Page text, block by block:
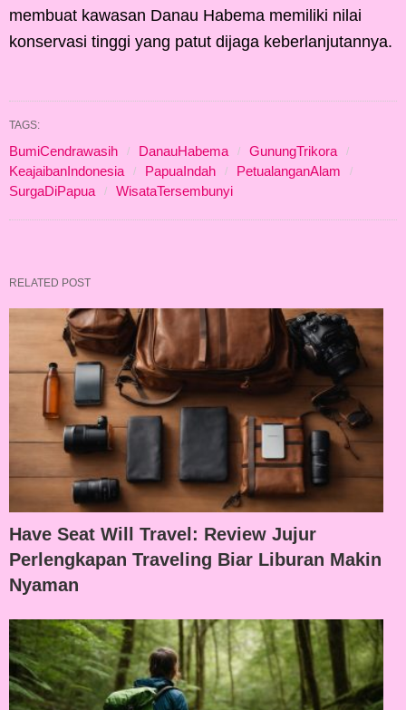
membuat kawasan Danau Habema memiliki nilai
konservasi tinggi yang patut dijaga keberlanjutannya.
TAGS:
BumiCendrawasih DanauHabema
GunungTrikora
KeajaibanIndonesia
PapuaIndah
PetualanganAlam
SurgaDiPapua
WisataTersembunyi
RELATED POST
Have Seat Will Travel: Review Jujur
Perlengkapan Traveling Biar Liburan Makin
Nyaman